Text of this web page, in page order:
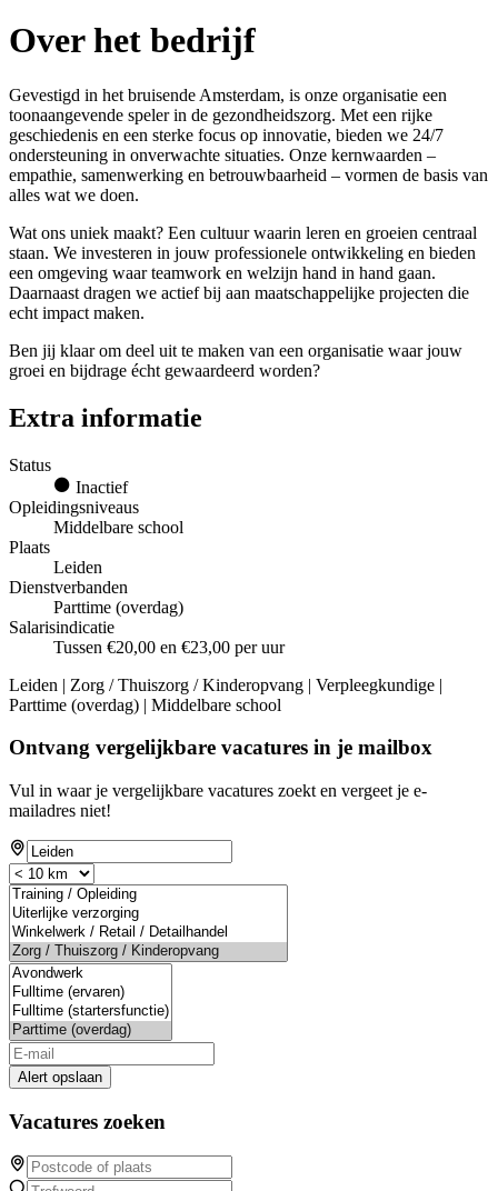
Over het bedrijf
Gevestigd in het bruisende Amsterdam, is onze organisatie een
toonaangevende speler in de gezondheidszorg. Met een rijke
geschiedenis en een sterke focus op innovatie, bieden we 24/7
ondersteuning in onverwachte situaties. Onze kernwaarden –
empathie, samenwerking en betrouwbaarheid – vormen de basis van
alles wat we doen.
Wat ons uniek maakt? Een cultuur waarin leren en groeien centraal
staan. We investeren in jouw professionele ontwikkeling en bieden
een omgeving waar teamwork en welzijn hand in hand gaan.
Daarnaast dragen we actief bij aan maatschappelijke projecten die
echt impact maken.
Ben jij klaar om deel uit te maken van een organisatie waar jouw
groei en bijdrage écht gewaardeerd worden?
Extra informatie
Status
Inactief
Opleidingsniveaus
Middelbare school
Plaats
Leiden
Dienstverbanden
Parttime (overdag)
Salarisindicatie
Tussen €20,00 en €23,00 per uur
Leiden | Zorg / Thuiszorg / Kinderopvang | Verpleegkundige |
Parttime (overdag) | Middelbare school
Ontvang vergelijkbare vacatures in je mailbox
Vul in waar je vergelijkbare vacatures zoekt en vergeet je e-
mailadres niet!
Alert opslaan
Vacatures zoeken